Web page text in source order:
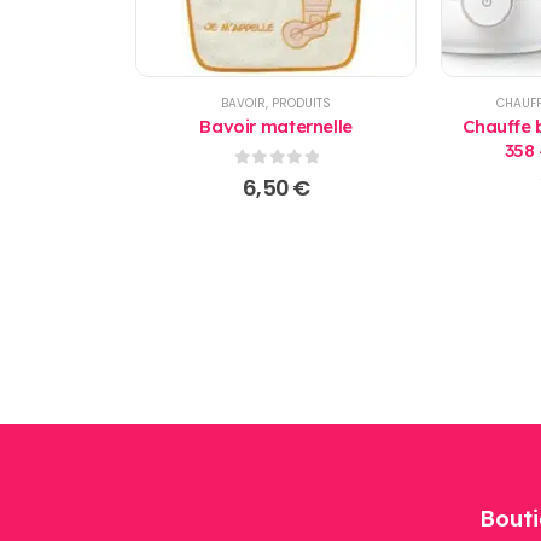
BAVOIR, PRODUITS
Bavoir maternelle
0sur 5
6,50€
Chauffe
358